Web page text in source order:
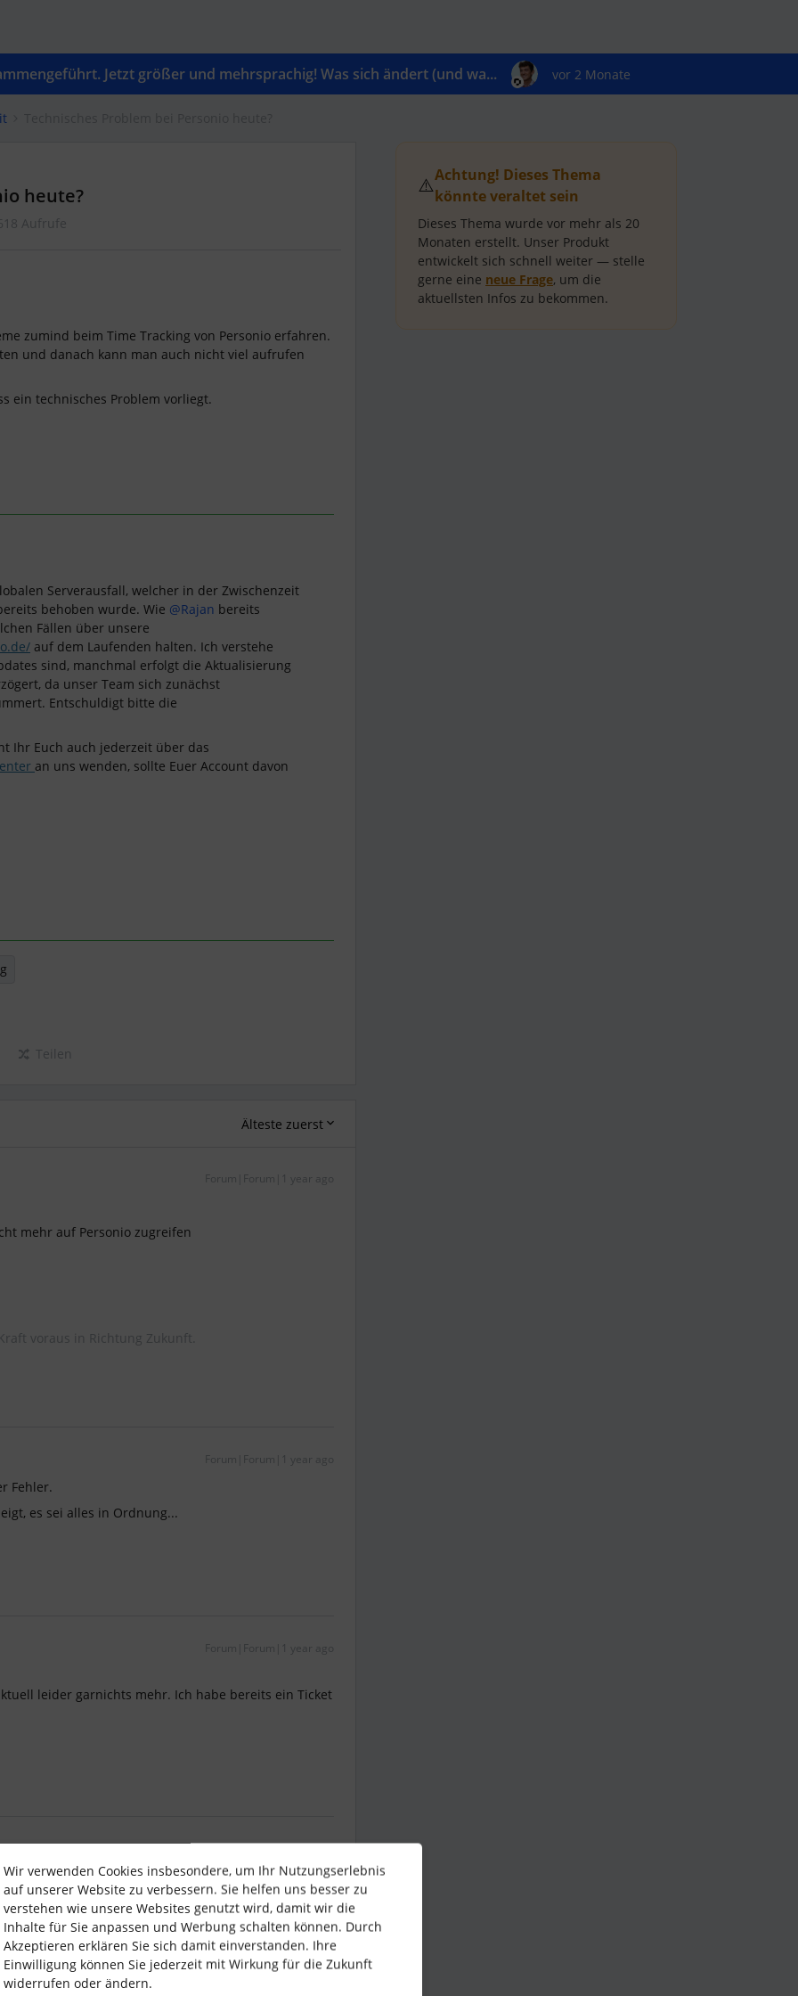
Jetzt größer und mehrsprachig! Was sich ändert (und wa... vor 2 Monate
heute?
Aufrufe
zumind beim Time Tracking von Personio erfahren.
und danach kann man auch nicht viel aufrufen
ein technisches Problem vorliegt.
Serverausfall, welcher in der Zwischenzeit
behoben wurde. Wie @Rajan bereits
Fällen über unsere
auf dem Laufenden halten. Ich verstehe
sind, manchmal erfolgt die Aktualisierung
da unser Team sich zunächst
Entschuldigt bitte die
Ihr Euch auch jederzeit über das
an uns wenden, sollte Euer Account davon
Teilen
Älteste zuerst
Forum|Forum|1 year ago
mehr auf Personio zugreifen
voraus in Richtung Zukunft.
Forum|Forum|1 year ago
Fehler.
es sei alles in Ordnung...
Forum|Forum|1 year ago
leider garnichts mehr. Ich habe bereits ein Ticket
Forum|Forum|1 year ago
aus der Community. Dann scheint es irgendwie ein
es scheint nicht auf der Status Seite was mich eben
wir, dass das Problem bald behoben wird. In
in die Woche. 😊
⚠️Achtung! Dieses Thema
könnte veraltet sein
Dieses Thema wurde vor mehr als 20
Monaten erstellt. Unser Produkt
entwickelt sich schnell weiter — stelle
gerne eine neue Frage, um die
aktuellsten Infos zu bekommen.
Wir verwenden Cookies insbesondere, um Ihr Nutzungserlebnis
auf unserer Website zu verbessern. Sie helfen uns besser zu
verstehen wie unsere Websites genutzt wird, damit wir die
Inhalte für Sie anpassen und Werbung schalten können. Durch
Akzeptieren erklären Sie sich damit einverstanden. Ihre
Einwilligung können Sie jederzeit mit Wirkung für die Zukunft
widerrufen oder ändern.